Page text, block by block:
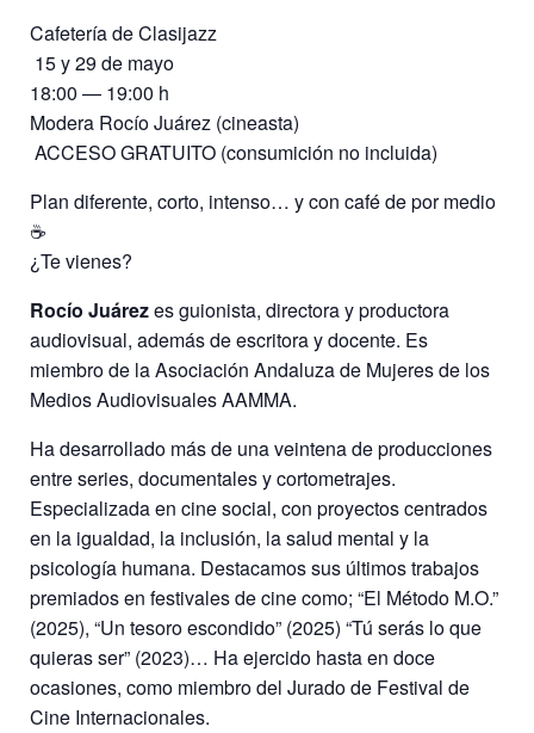
Cafetería de Clasijazz
️ 15 y 29 de mayo
18:00 — 19:00 h
Modera Rocío Juárez (cineasta)
️ ACCESO GRATUITO (consumición no incluida)
Plan diferente, corto, intenso… y con café de por medio
☕
¿Te vienes?
Rocío Juárezes guionista, directora y productora
audiovisual, además de escritora y docente. Es
miembro de la Asociación Andaluza de Mujeres de los
Medios Audiovisuales AAMMA.
Ha desarrollado más de una veintena de producciones
entre series, documentales y cortometrajes.
Especializada en cine social, con proyectos centrados
en la igualdad, la inclusión, la salud mental y la
psicología humana. Destacamos sus últimos trabajos
premiados en festivales de cine como; “El Método M.O.”
(2025), “Un tesoro escondido” (2025) “Tú serás lo que
quieras ser” (2023)… Ha ejercido hasta en doce
ocasiones, como miembro del Jurado de Festival de
Cine Internacionales.